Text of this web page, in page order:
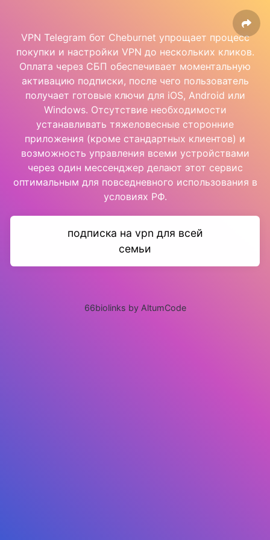
VPN Telegram бот Cheburnet упрощает процесс
покупки и настройки VPN до нескольких кликов.
Оплата через СБП обеспечивает моментальную
активацию подписки, после чего пользователь
получает готовые ключи для iOS, Android или
Windows. Отсутствие необходимости
устанавливать тяжеловесные сторонние
приложения (кроме стандартных клиентов) и
возможность управления всеми устройствами
через один мессенджер делают этот сервис
оптимальным для повседневного использования в
условиях РФ.
подписка на vpn для всей
семьи
66biolinks by AltumCode